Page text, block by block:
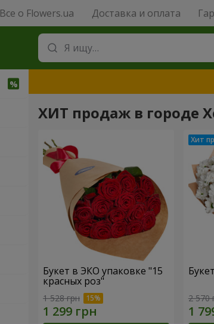
Все о Flowers.ua Доставка и оплата
ХИТ продаж в городе
Букет в ЭКО упаковке "15
красных роз"
1 528 грн 2 570